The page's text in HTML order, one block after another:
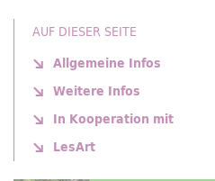
AUF DIESER SEITE
Allgemeine Infos
Weitere Infos
In Kooperation mit
LesArt